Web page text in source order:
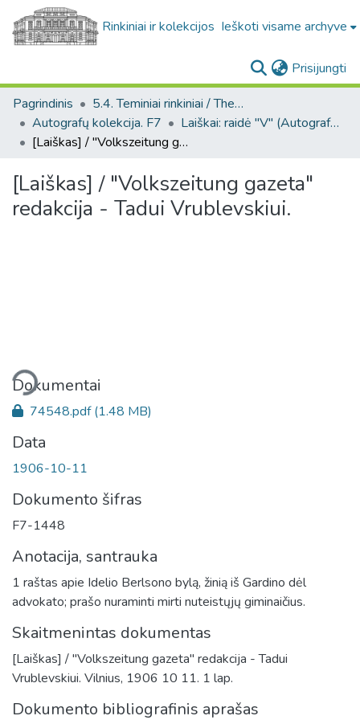
Rinkiniai ir kolekcijos Ieškoti visame archyve
Prisijungti
Pagrindinis
5.4. Teminiai rinkiniai / Thematic collections
Autografų kolekcija. F7
Laiškai: raidė "V" (Autografų kolekcija. F7)
[Laiškas] / "Volkszeitung gazeta" redakcija - Tadui Vrublevskiui.
[Laiškas] / "Volkszeitung gazeta"
redakcija - Tadui Vrublevskiui.
Dokumentai
74548.pdf(1.48 MB)
Data
1906-10-11
Dokumento šifras
F7-1448
Anotacija, santrauka
1 raštas apie Idelio Berlsono bylą, žinią iš Gardino dėl
advokato; prašo nuraminti mirti nuteistųjų giminaičius.
Skaitmenintas dokumentas
[Laiškas] / "Volkszeitung gazeta" redakcija - Tadui
Vrublevskiui. Vilnius, 1906 10 11. 1 lap.
Dokumento bibliografinis aprašas